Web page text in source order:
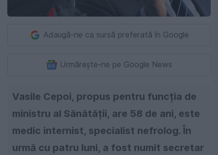
Adaugă-ne ca sursă preferată în Google
Urmărește-ne pe Google News
Vasile Cepoi, propus pentru funcția de
ministru al Sănătății, are 58 de ani, este
medic internist, specialist nefrolog. În
urmă cu patru luni, a fost numit secretar